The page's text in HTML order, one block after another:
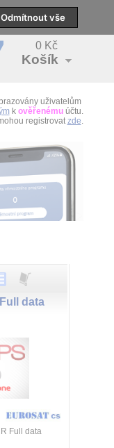
CS
0 Kč
Košík
uživatelům
k ověřenémuúčtu.
registrovatzde.
data
Full data
Odmítnout vše